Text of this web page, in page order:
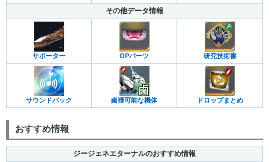
その他データ情報
サポーター OPパーツ 研究技術書
サウンドパック 鹵獲可能な機体 ドロップまとめ
おすすめ情報
ジージェネエターナルのおすすめ情報